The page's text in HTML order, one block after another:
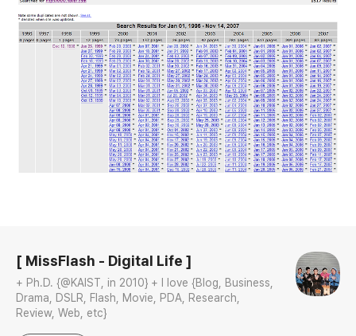
[ MissFlash - Digital Life ]
+ Ph.D. {@KAIST, in 2010} + I love {Blog, Business,
Drama, DSLR, Flash, Movie, PDA, Research,
Review, Web, etc}